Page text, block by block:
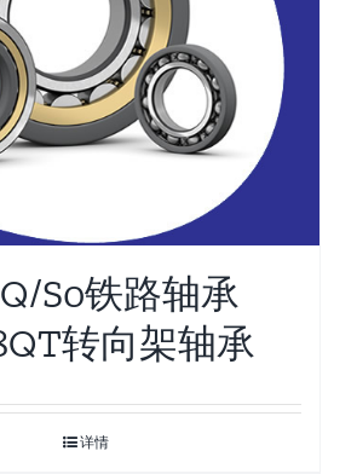
S0铁路轴承
转向架轴承
详情